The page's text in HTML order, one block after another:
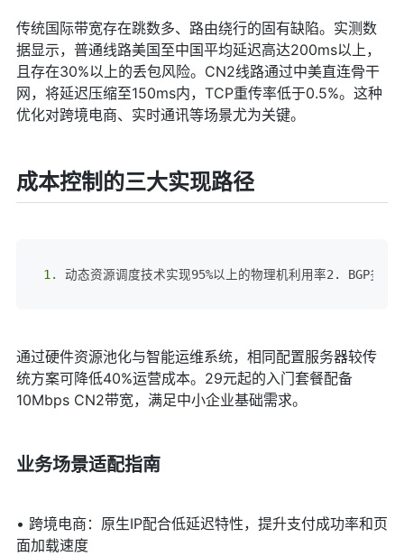
传统国际带宽存在跳数多、路由绕行的固有缺陷。实测数
据显示，普通线路美国至中国平均延迟高达200ms以上，
且存在30%以上的丢包风险。CN2线路通过中美直连骨干
网，将延迟压缩至150ms内，TCP重传率低于0.5%。这种
优化对跨境电商、实时通讯等场景尤为关键。
成本控制的三大实现路径
1. 动态资源调度技术实现95%以上的物理机利用率2. BGP多
通过硬件资源池化与智能运维系统，相同配置服务器较传
统方案可降低40%运营成本。29元起的入门套餐配备
10Mbps CN2带宽，满足中小企业基础需求。
业务场景适配指南
• 跨境电商：原生IP配合低延迟特性，提升支付成功率和页
面加载速度